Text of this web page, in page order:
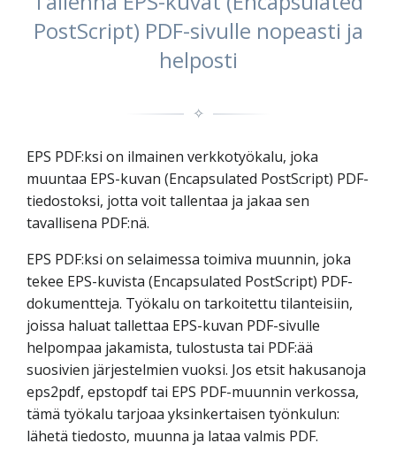
PostScript) PDF-sivulle nopeasti ja
helposti
✧
EPS PDF:ksi on ilmainen verkkotyökalu, joka
muuntaa EPS-kuvan (Encapsulated PostScript) PDF-
tiedostoksi, jotta voit tallentaa ja jakaa sen
tavallisena PDF:nä.
EPS PDF:ksi on selaimessa toimiva muunnin, joka
tekee EPS-kuvista (Encapsulated PostScript) PDF-
dokumentteja. Työkalu on tarkoitettu tilanteisiin,
joissa haluat tallettaa EPS-kuvan PDF-sivulle
helpompaa jakamista, tulostusta tai PDF:ää
suosivien järjestelmien vuoksi. Jos etsit hakusanoja
eps2pdf, epstopdf tai EPS PDF-muunnin verkossa,
tämä työkalu tarjoaa yksinkertaisen työnkulun:
lähetä tiedosto, muunna ja lataa valmis PDF.